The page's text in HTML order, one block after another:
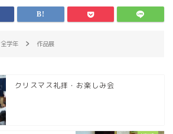
全学年 作品展
クリスマス礼拝・お楽しみ会